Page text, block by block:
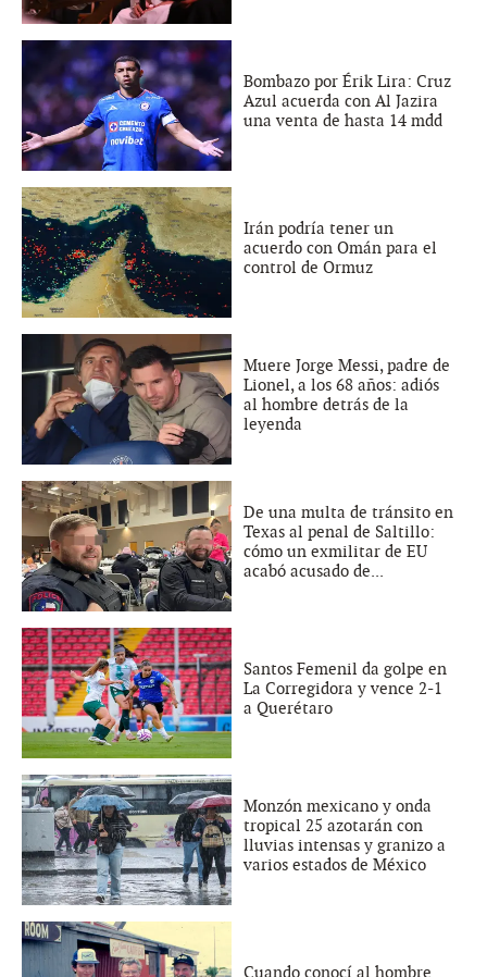
Bombazo por Érik Lira: Cruz
Azul acuerda con Al Jazira
una venta de hasta 14 mdd
Irán podría tener un
acuerdo con Omán para el
control de Ormuz
Muere Jorge Messi, padre de
Lionel, a los 68 años: adiós
al hombre detrás de la
leyenda
De una multa de tránsito en
Texas al penal de Saltillo:
cómo un exmilitar de EU
acabó acusado de...
Santos Femenil da golpe en
La Corregidora y vence 2-1
a Querétaro
Monzón mexicano y onda
tropical 25 azotarán con
lluvias intensas y granizo a
varios estados de México
Cuando conocí al hombre